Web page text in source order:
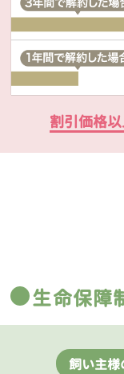
割引価格
生命保障
飼い主様